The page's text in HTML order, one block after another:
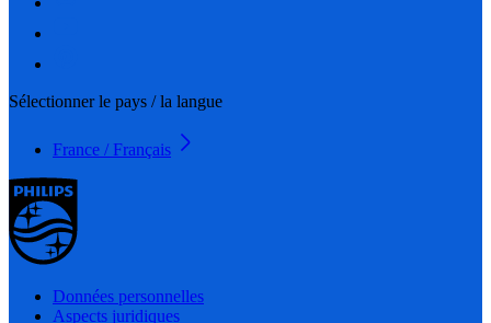
Sélectionner le pays / la langue
France / Français
Données personnelles
Aspects juridiques